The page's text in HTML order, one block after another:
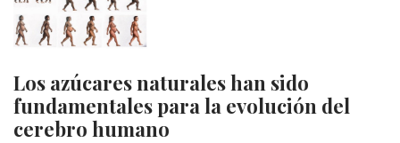
Los azúcares naturales han sido
fundamentales para la evolución del
cerebro humano